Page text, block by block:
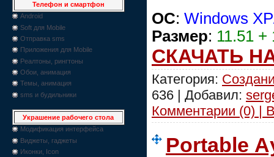
Телефон и смартфон
Android
Soft для Mobile
Отправка sms
Приложения для Mobile
Реалтоны, рингтоны
Обои, анимация
Темы, анимация
sms и будильники
Украшение рабочего стола
Модификация интерфейса
Виджеты, гаджеты
Иконки, Icon
OC: Windows
Размер: 11.51 +
СКАЧАТЬ
Категория:
636 | Добавил:
Комментарии (0) |
Portable